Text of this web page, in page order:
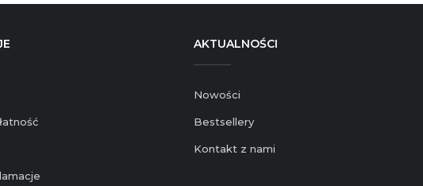
AKTUALNOŚCI
Nowości
Bestsellery
Kontakt z nami